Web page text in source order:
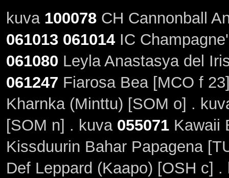
kuva 100078CH Cannonball
061013 061014IC
061080 Leyla Anastasya del
061247 Fiarosa Bea [MCO f
Kharnka (Minttu) [SOM o] .
[SOM n] . kuva 055071Kawaii
Kissduurin Bahar Papagena
Def Leppard (Kaapo) [OSH c]